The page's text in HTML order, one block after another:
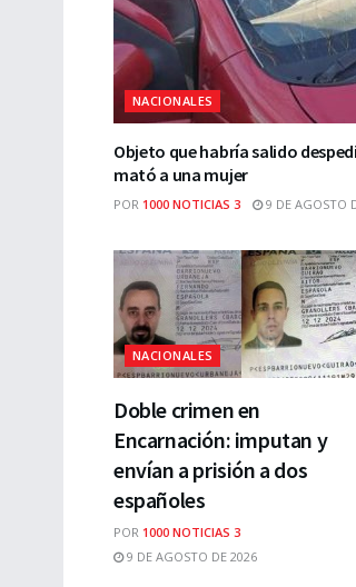
NACIONALES
Objeto que habría salido
mató a una mujer
POR 1000 NOTICIAS 3 9 DE AGOSTO
NACIONALES
Doble crimen en
Encarnación: imputan y
envían a prisión a dos
españoles
POR 1000 NOTICIAS 3
9 DE AGOSTO DE 2026